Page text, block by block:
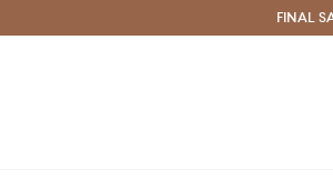
Doručení a vrácení zdarma (od
FINAL